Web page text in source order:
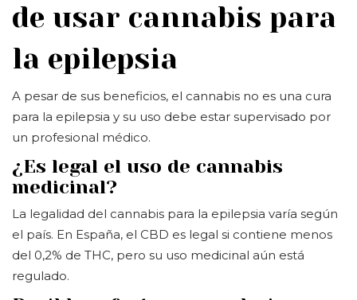
de usar cannabis para
la epilepsia
A pesar de sus beneficios, el cannabis no es una cura
para la epilepsia y su uso debe estar supervisado por
un profesional médico.
¿Es legal el uso de cannabis
medicinal?
La legalidad del cannabis para la epilepsia varía según
el país. En España, el CBD es legal si contiene menos
del 0,2% de THC, pero su uso medicinal aún está
regulado.